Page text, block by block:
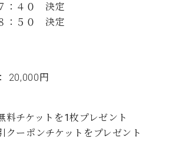
：４０ 決定
：５０ 決定
20,000円
料チケットを1枚プレゼント
クーポンチケットをプレゼント